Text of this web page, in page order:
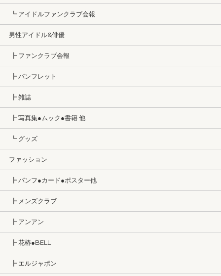
┗ アイドルファンクラブ会報
男性アイドル&俳優
┣ ファンクラブ会報
┣ パンフレット
┣ 雑誌
┣ 写真集●ムック●書籍 他
┗ グッズ
ファッション
┣ パンフ●カード●ポスター他
┣ メンズクラブ
┣ アンアン
┣ 花椿●BELL
┣ エルジャポン